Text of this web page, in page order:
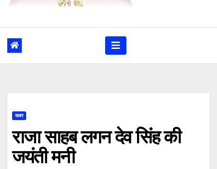
खबर
राजा साहब लगन देव सिंह की
जयंती मनी